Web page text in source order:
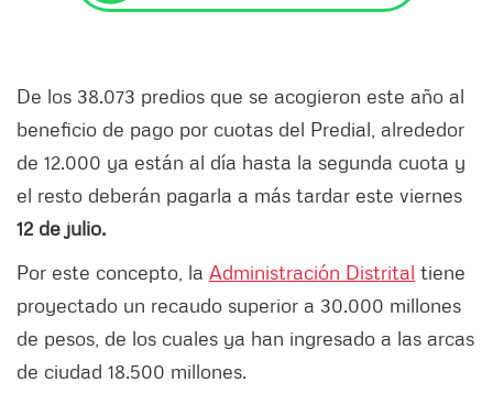
De los 38.073 predios que se acogieron este año al
beneficio de pago por cuotas del Predial, alrededor
de 12.000 ya están al día hasta la segunda cuota y
el resto deberán pagarla a más tardar este viernes
12 de julio.
Por este concepto, la Administración Distrital tiene
proyectado un recaudo superior a 30.000 millones
de pesos, de los cuales ya han ingresado a las arcas
de ciudad 18.500 millones.